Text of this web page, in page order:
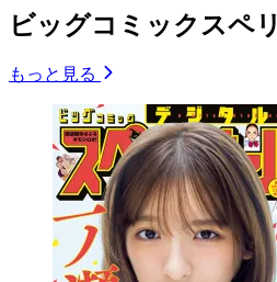
ビッグコミックスペ
もっと見る